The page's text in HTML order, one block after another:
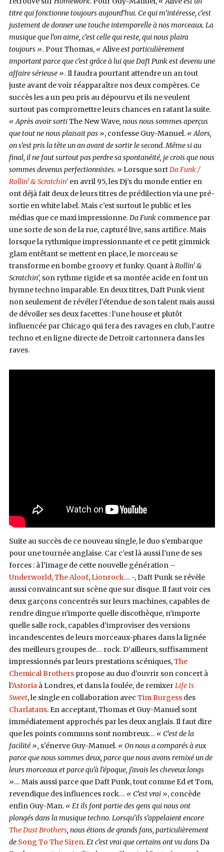
titre qui fonctionne toujours aujourd’hui. Ce qui m’intéresse, c’est
justement de donner une touche intemporelle à nos morceaux. La
musique que l’on aime, c’est celle qui reste, qui nous plaira
toujours ». Pour Thomas, « Aliveest particulièrement
important parce que c’est grâce à lui que Daft Punk est devenu une
affaire sérieuse ». Il faudra pourtant attendre un an tout
juste avant de voir réapparaître nos deux compères. Ce
succès les a un peu pris au dépourvu et ils ne veulent
surtout pas compromettre leurs chances en ratant la suite.
« Après avoir sortiThe New Wave, nous nous sommes aperçus
que tout ne nous plaisait pas », confesse Guy-Manuel. « Alors,
on s’est pris la tête un an avant de sortir le second. Même si au
final, il ne faut surtout pas perdre sa spontanéité, je crois que nous
sommes devenus perfectionnistes. » Lorsque sortDa Funk /
Rollin’ & Scratchin’ en avril 95, les Dj’s du monde entier en
ont déjà fait deux de leurs titres de prédilection via une pré-
sortie en white label. Mais c’est surtout le public et les
médias que ce maxi impressionne.Da Funkcommence par
une sorte de son de la rue, capturé live, sans artifice. Mais
lorsque la rythmique impressionnante et ce petit gimmick
glam entêtant se mettent en place, le morceau se
transforme en bombe groovy et funky. Quant àRollin’ &
Scratchin’, son rythme rigide et sa montée acide en font un
hymne techno imparable. En deux titres, Daft Punk vient
non seulement de révéler l’étendue de son talent mais aussi
de dévoiler ses deux facettes : l’une house et plutôt
influencée par Chicago qui fera des ravages en club, l’autre
techno et en ligne directe de Detroit cartonnera dans les
raves.
Suite au succès de ce nouveau single, le duo s’embarque
pour une tournée anglaise. Car c’est là aussi l’une de ses
forces : à l’image de cette nouvelle génération –
Underworld,The Aloof,Lionrock… -, Daft Punk se révèle
aussi convaincant sur scène que sur disque. Il faut voir ces
deux garçons concentrés sur leurs machines, capables de
rendre dingue n’importe quelle discothèque, n’importe
quelle salle rock, capables d’improviser des versions
incandescentes de leurs morceaux-phares dans la lignée
des meilleurs groupes de… rock. D’ailleurs, suffisamment
impressionnés par leurs prestations scéniques,The
Chemical Brotherspropose au duo d’ouvrir son concert à
l’Astoriaà Londres, et dans la foulée, de remixerLife Is
Sweet, le single en collaboration avec Tim Burgessdes
Charlatans. En acceptant, Thomas et Guy-Manuel sont
immédiatement approchés par les deux anglais. Il faut dire
que les points communs sont nombreux… « C’est de la
facilité », s’énerve Guy-Manuel. « On nous a comparés à eux
parce que nous sommes deux, parce que nous avons remixé un de
leurs morceaux et parce qu’à l’époque, j’avais les cheveux longs
»… Mais aussi parce que Daft Punk, tout comme Ed et Tom,
revendique des influences rock… « C’est vrai », concède
enfin Guy-Man.« Et ils font partie des gens qui nous ont
plongés dans la musique techno. Lorsqu’ils s’appelaient encore
The Dust Brothers, nous étions de grands fans, particulièrement
de Song To The Siren. Et c’est vrai que certains ont vu dansDa